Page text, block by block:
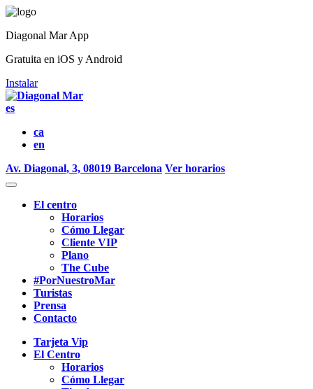
Diagonal Mar App
Gratuita en iOS y Android
Instalar
es
ca
en
Av. Diagonal, 3, 08019 Barcelona Ver horarios
El centro
Horarios
Cómo Llegar
Cliente VIP
Plano
The Cube
#PorNuestroMar
Turistas
Prensa
Contacto
Tarjeta Vip
El Centro
Horarios
Cómo Llegar